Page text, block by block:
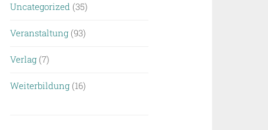
Uncategorized (35)
Veranstaltung (93)
Verlag (7)
Weiterbildung (16)